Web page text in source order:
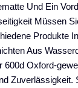
Und Ein
Müssen
Produkte
Aus
600d Oxford-
Zuverlässigkeit.